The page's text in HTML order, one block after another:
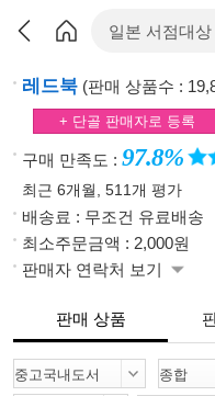
레드북 (판매 상품수 :
+ 단골 판매자로 등록
구매 만족도 : 97.8%
최근 6개월, 511개 평가
배송료 : 무조건 유료배송
최소주문금액 : 2,000원
판매자 연락처 보기
판매 상품